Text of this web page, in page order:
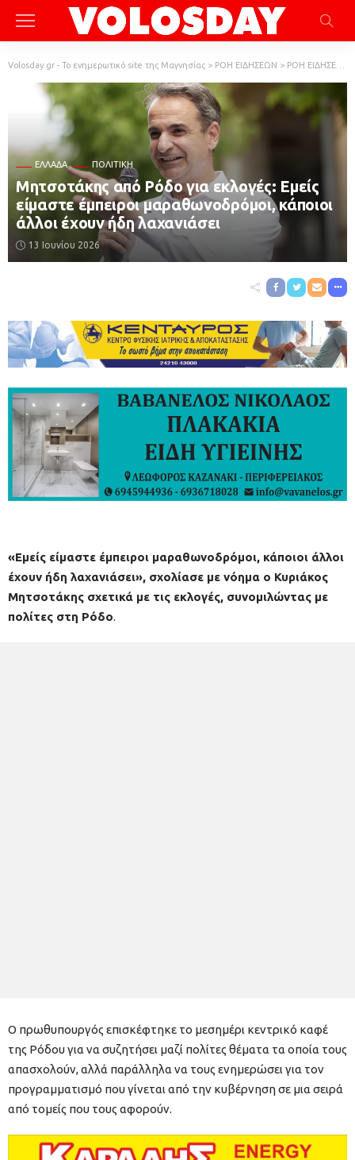
Volosday.gr - Το ενημερωτικό site της Μαγνησίας > ΡΟΗ ΕΙΔΗΣΕΩΝ > ΡΟΗ ΕΙΔΗΣΕΩΝ
ΕΛΛΆΔΑ ΠΟΛΙΤΙΚΗ
Μητσοτάκης από Ρόδο για εκλογές: Εμείς
είμαστε έμπειροι μαραθωνοδρόμοι, κάποιοι
άλλοι έχουν ήδη λαχανιάσει
13 Ιουνίου 2026
«Εμείς είμαστε έμπειροι μαραθωνοδρόμοι, κάποιοι άλλοι
έχουν ήδη λαχανιάσει», σχολίασε με νόημα ο Κυριάκος
Μητσοτάκης σχετικά με τις εκλογές, συνομιλώντας με
πολίτες στη Ρόδο.
Ο πρωθυπουργός επισκέφτηκε το μεσημέρι κεντρικό καφέ
της Ρόδου για να συζητήσει μαζί πολίτες θέματα τα οποία τους
απασχολούν, αλλά παράλληλα να τους ενημερώσει για τον
προγραμματισμό που γίνεται από την κυβέρνηση σε μια σειρά
από τομείς που τους αφορούν.